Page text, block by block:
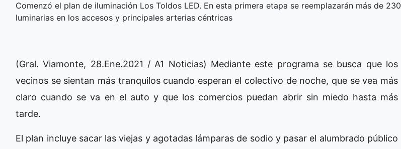
Comenzó el plan de iluminación Los Toldos LED. En esta primera etapa se reemplazarán más de 230
luminarias en los accesos y principales arterias céntricas
(Gral. Viamonte, 28.Ene.2021 / A1 Noticias) Mediante este programa se busca que los
vecinos se sientan más tranquilos cuando esperan el colectivo de noche, que se vea más
claro cuando se va en el auto y que los comercios puedan abrir sin miedo hasta más
tarde.
El plan incluye sacar las viejas y agotadas lámparas de sodio y pasar el alumbrado público